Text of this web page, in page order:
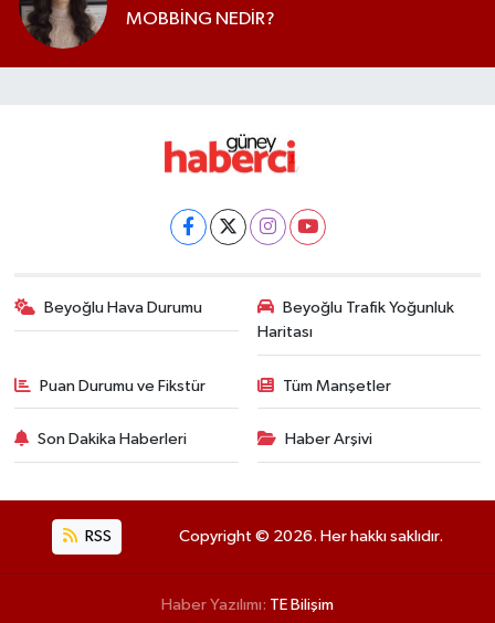
MOBBİNG NEDİR?
Beyoğlu Hava Durumu
Beyoğlu Trafik Yoğunluk
Haritası
Puan Durumu ve Fikstür Tüm Manşetler
Son Dakika Haberleri Haber Arşivi
RSS Copyright © 2026. Her hakkı saklıdır.
Haber Yazılımı: TE Bilişim